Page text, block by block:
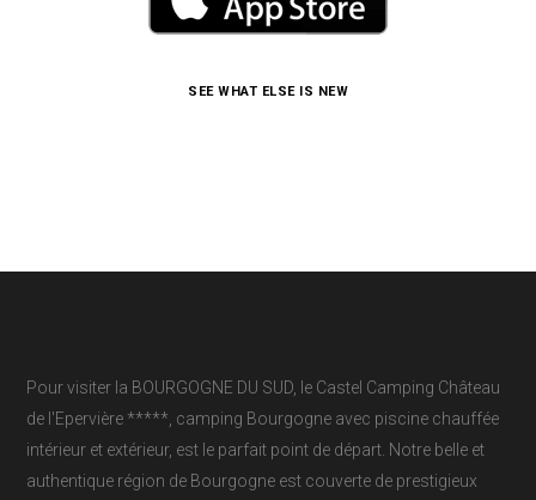
SEE WHAT ELSE IS NEW
Pour visiter la BOURGOGNE DU SUD, le Castel Camping Château
de l'Epervière *****, camping Bourgogne avec piscine chauffée
intérieur et extérieur, est le parfait point de départ. Notre belle et
authentique région de Bourgogne est couverte de prestigieux